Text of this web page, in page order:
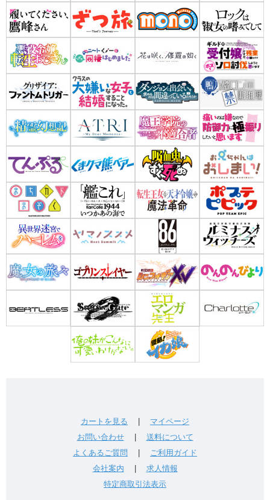
カートを見る
マイページ
お問い合わせ| 送料について
よくあるご質問
ご利用ガイド
会社案内
求人情報
特定商取引法表示